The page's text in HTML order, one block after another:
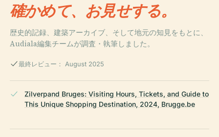
確かめて、お見せする。
歴史的記録、建築アーカイブ、そして地元の知見をもとに、
Audiala編集チームが調査・執筆しました。
最終レビュー： August 2025
Zilverpand Bruges: Visiting Hours, Tickets, and Guide to
This Unique Shopping Destination, 2024, Brugge.be